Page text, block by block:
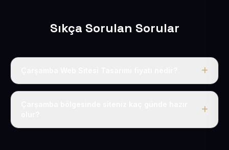
Sıkça Sorulan Sorular
Tek fiyat uygulanır: yıllık 50 USD + KDV. Bu bedele alan